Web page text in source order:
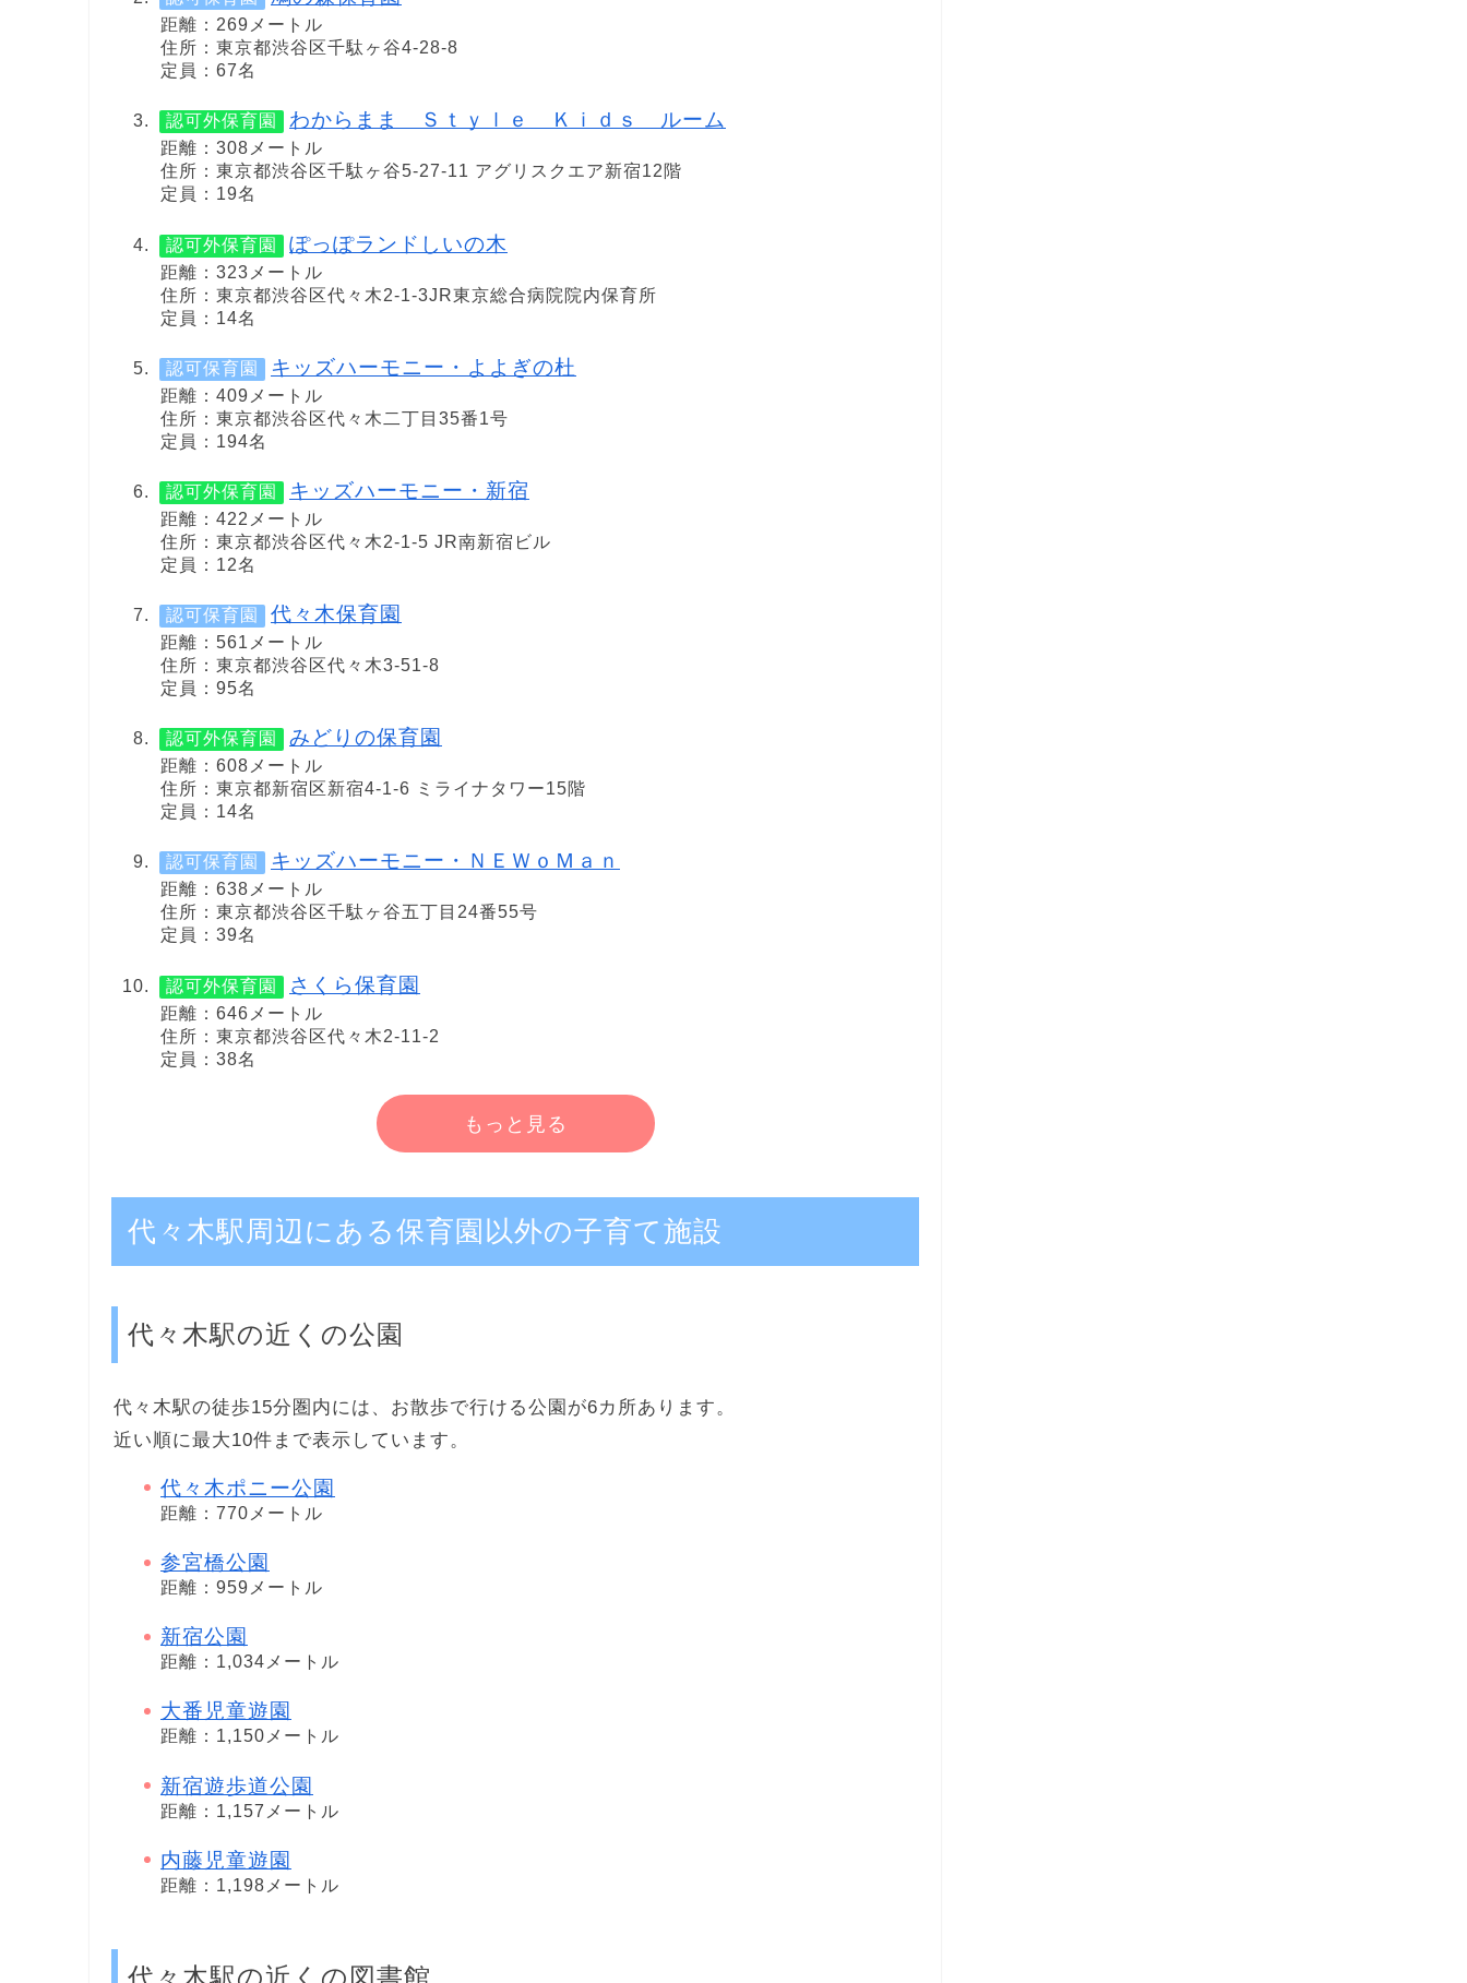
距離：269メートル
住所：東京都渋谷区千駄ヶ谷4-28-8
定員：67名
認可外保育園 わからまま Ｓｔｙｌｅ Ｋｉｄｓ ルーム
距離：308メートル
住所：東京都渋谷区千駄ヶ谷5-27-11 アグリスクエア新宿12階
定員：19名
認可外保育園 ぽっぽランドしいの木
距離：323メートル
住所：東京都渋谷区代々木2-1-3JR東京総合病院院内保育所
定員：14名
認可保育園 キッズハーモニー・よよぎの杜
距離：409メートル
住所：東京都渋谷区代々木二丁目35番1号
定員：194名
認可外保育園 キッズハーモニー・新宿
距離：422メートル
住所：東京都渋谷区代々木2-1-5 JR南新宿ビル
定員：12名
認可保育園 代々木保育園
距離：561メートル
住所：東京都渋谷区代々木3-51-8
定員：95名
認可外保育園 みどりの保育園
距離：608メートル
住所：東京都新宿区新宿4-1-6 ミライナタワー15階
定員：14名
認可保育園 キッズハーモニー・ＮＥＷｏＭａｎ
距離：638メートル
住所：東京都渋谷区千駄ヶ谷五丁目24番55号
定員：39名
認可外保育園 さくら保育園
距離：646メートル
住所：東京都渋谷区代々木2-11-2
定員：38名
もっと見る
代々木駅周辺にある保育園以外の子育て施設
代々木駅の近くの公園
代々木駅の徒歩15分圏内には、お散歩で行ける公園が6カ所あります。
近い順に最大10件まで表示しています。
代々木ポニー公園
距離：770メートル
参宮橋公園
距離：959メートル
新宿公園
距離：1,034メートル
大番児童遊園
距離：1,150メートル
新宿遊歩道公園
距離：1,157メートル
内藤児童遊園
距離：1,198メートル
代々木駅の近くの図書館